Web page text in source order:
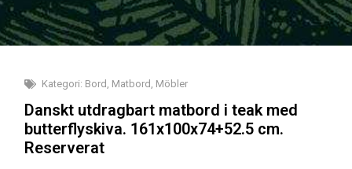
Kategori: Bord Matbord Möbler
Danskt utdragbart matbord i teak med
butterflyskiva. 161x100x74+52.5 cm.
Reserverat